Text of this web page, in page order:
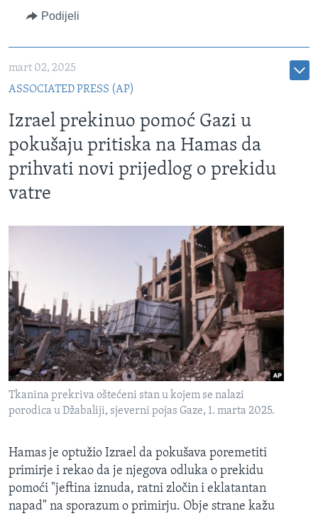
Podijeli
mart 02, 2025
ASSOCIATED PRESS (AP)
Izrael prekinuo pomoć Gazi u
pokušaju pritiska na Hamas da
prihvati novi prijedlog o prekidu
vatre
Tkanina prekriva oštećeni stan u kojem se nalazi
porodica u Džabaliji, sjeverni pojas Gaze, 1. marta 2025.
Hamas je optužio Izrael da pokušava poremetiti
primirje i rekao da je njegova odluka o prekidu
pomoći "jeftina iznuda, ratni zločin i eklatantan
napad" na sporazum o primirju. Obje strane kažu